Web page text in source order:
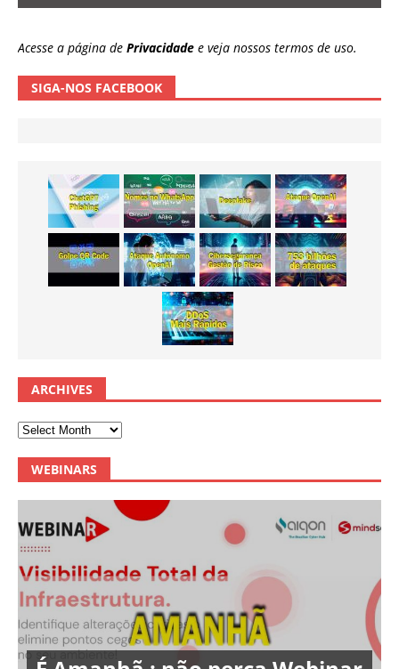
Acesse a página de Privacidade e veja nossos termos de uso.
SIGA-NOS FACEBOOK
ARCHIVES
WEBINARS